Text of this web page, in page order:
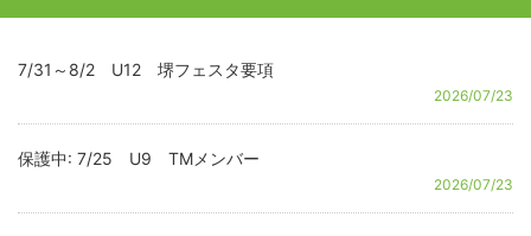
7/31～8/2 U12 堺フェスタ要項
2026/07/23
保護中: 7/25 U9 TMメンバー
2026/07/23